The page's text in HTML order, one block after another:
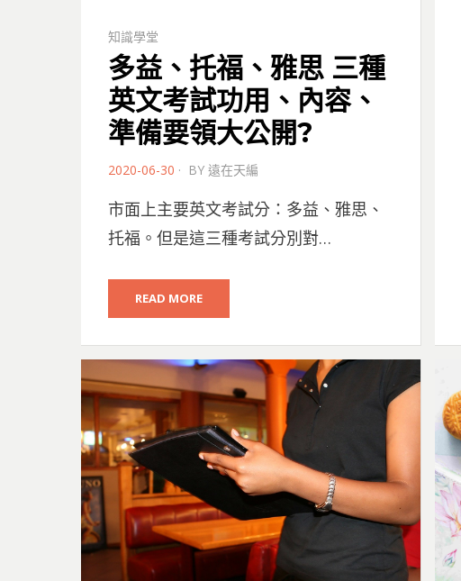
知識學堂
多益、托福、雅思 三種
英文考試功用、內容、
準備要領大公開?
POSTED
2020-06-30 BY 遠在天編
市面上主要英文考試分：多益、雅思、
托福。但是這三種考試分別對…
READ MORE